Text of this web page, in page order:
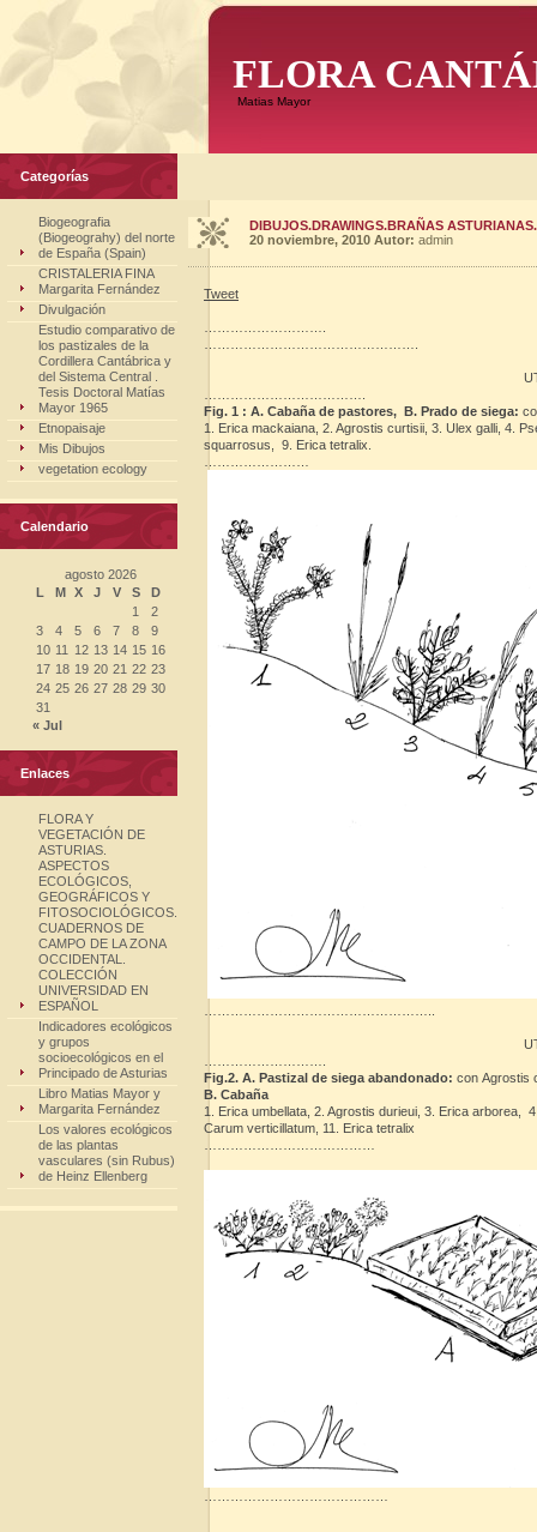
FLORA
Matias Mayor
Categorías
Biogeografia
(Biogeograhy) del norte
de España (Spain)
CRISTALERIA FINA
Margarita Fernández
Divulgación
Estudio comparativo de
los pastizales de la
Cordillera Cantábrica y
del Sistema Central .
Tesis Doctoral Matías
Mayor 1965
Etnopaisaje
Mis Dibujos
vegetation ecology
Calendario
agosto 2026
L
M X J V S
D
1
2
3
4 5 6 7 8
9
10 11 12 13 14 15 16
17 18 19 20 21 22 23
24 25 26 27 28 29 30
31
« Jul
Enlaces
FLORA Y
VEGETACIÓN DE
ASTURIAS.
ASPECTOS
ECOLÓGICOS,
GEOGRÁFICOS Y
FITOSOCIOLÓGICOS.
CUADERNOS DE
CAMPO DE LA ZONA
OCCIDENTAL.
COLECCIÓN
UNIVERSIDAD EN
ESPAÑOL
Indicadores ecológicos
y grupos
socioecológicos en el
Principado de Asturias
Libro Matias Mayor y
Margarita Fernández
Los valores ecológicos
de las plantas
vasculares (sin Rubus)
de Heinz Ellenberg
DIBUJOS.DRAWINGS.BRAÑAS
20 noviembre, 2010 Autor: admin
Tweet
Fig. 1 : A. Cabaña de pastores, B. Prado de siega:
1. Erica mackaiana, 2. Agrostis curtisii, 3. Ulex galli, 4.
squarrosus, 9. Erica tetralix.
Fig.2. A. Pastizal de siega abandonado: con Agrostis
B. Cabaña
1. Erica umbellata, 2. Agrostis durieui, 3. Erica
Carum verticillatum, 11. Erica tetralix